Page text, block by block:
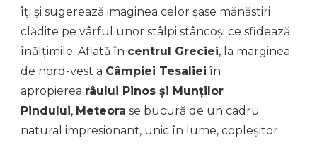
îți și sugerează imaginea celor șase mănăstiri
clădite pe vârful unor stâlpi stâncoși ce sfidează
înălțimile. Aflată în centrul Greciei, la marginea
de nord-vest a Câmpiei Tesaliei în
apropierea râului Pinos și Munților
Pindului, Meteora se bucură de un cadru
natural impresionant, unic în lume, copleșitor